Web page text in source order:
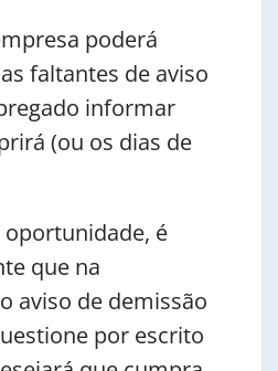
poderá
faltantes de aviso
informar
(ou os dias de
é
que na
aviso de demissão
por escrito